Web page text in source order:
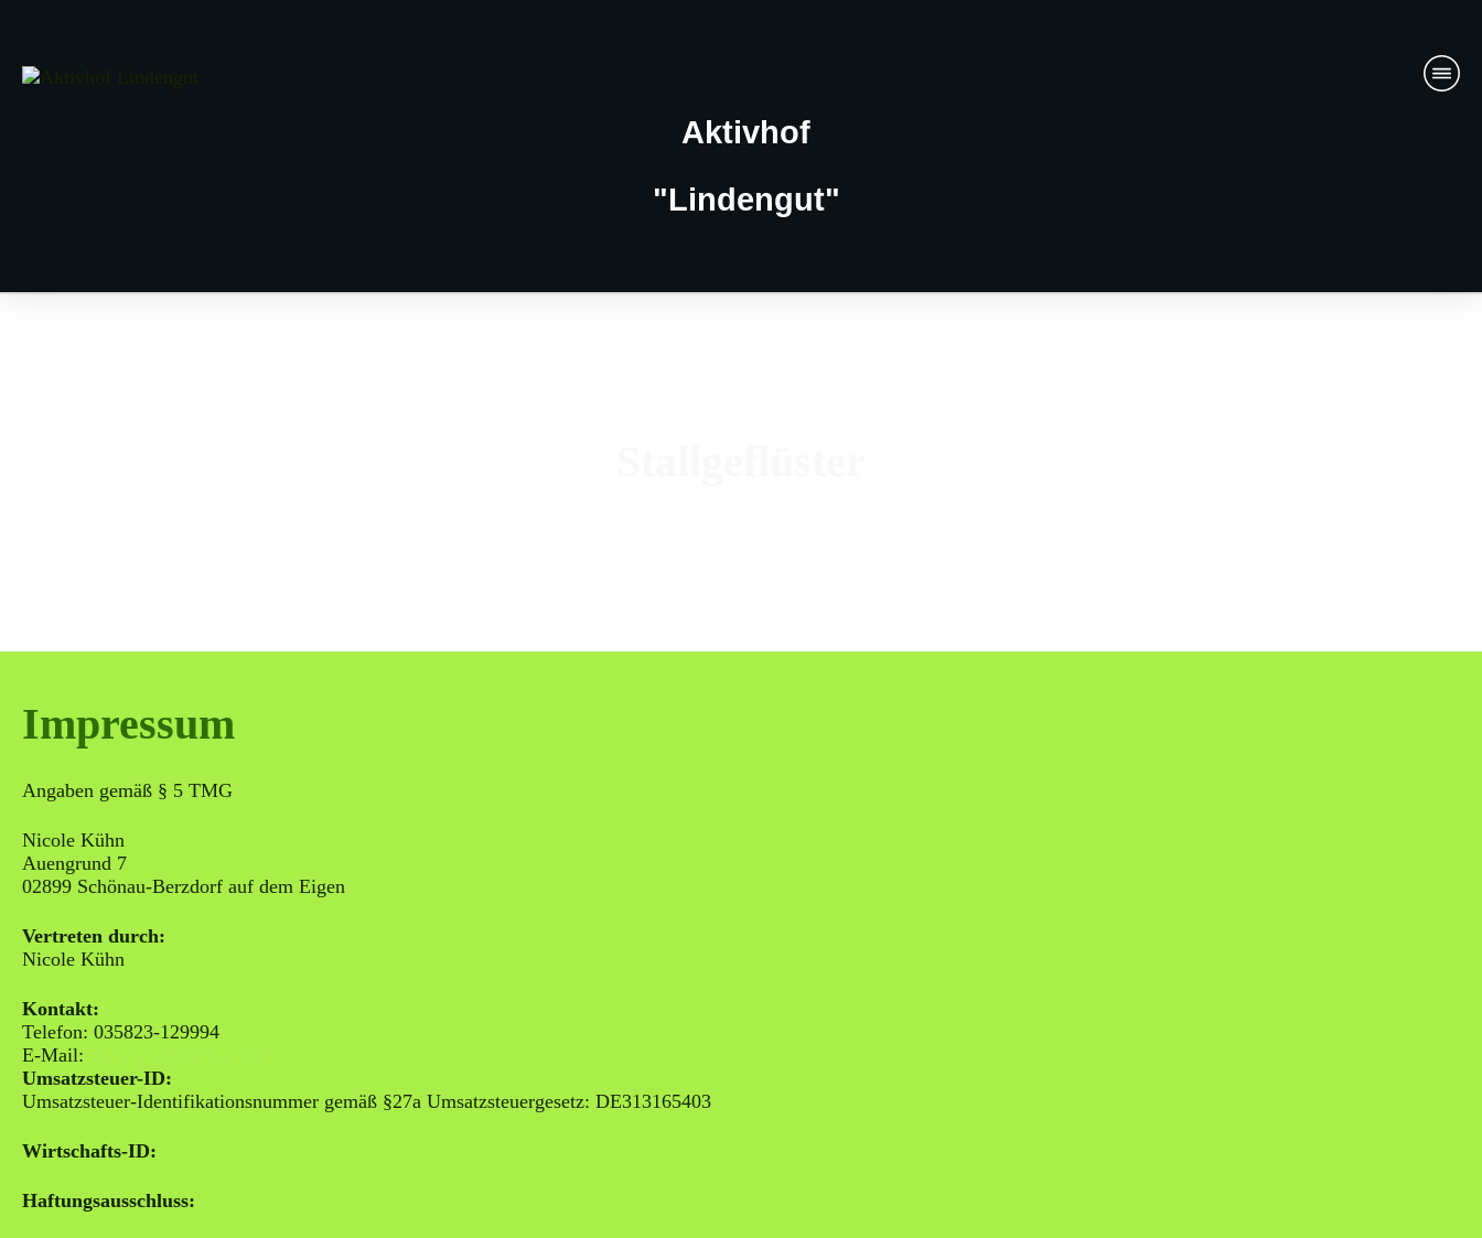
Aktivhof
"Lindengut"
Impressum
Angaben gemäß § 5 TMG
Nicole Kühn
Auengrund 7
02899 Schönau-Berzdorf auf dem Eigen
Vertreten durch:
Nicole Kühn
Kontakt:
Telefon: 035823-129994
E-Mail:
Umsatzsteuer-ID:
Umsatzsteuer-Identifikationsnummer gemäß §27a Umsatzsteuergesetz: DE313165403
Wirtschafts-ID:
Haftungsausschluss: